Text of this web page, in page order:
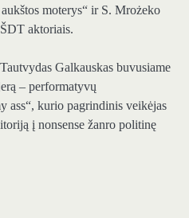
moterys“ ir S. Mrożeko
aktoriais.
Galkauskas buvusiame
– performatyvų
ass“, kurio pagrindinis veikėjas
į nonsense žanro politinę